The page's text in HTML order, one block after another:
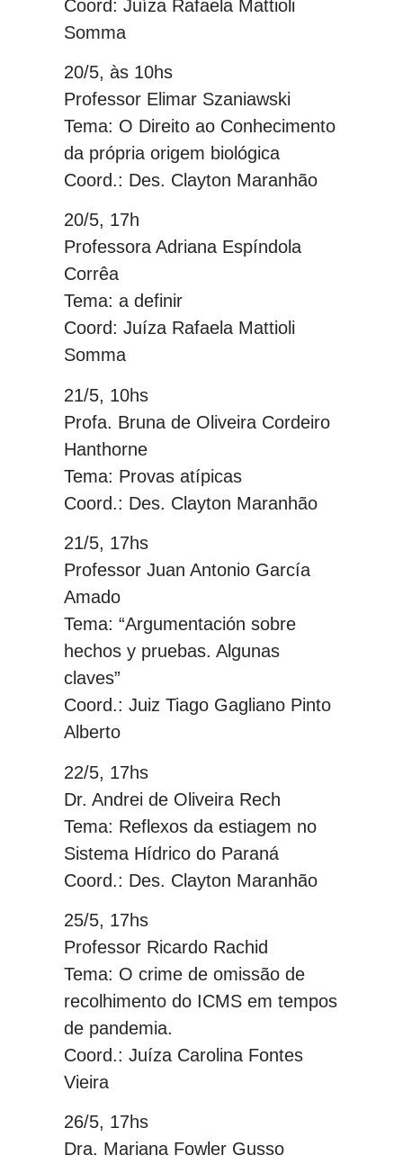
Coord: Juíza Rafaela Mattioli
Somma
20/5, às 10hs
Professor Elimar Szaniawski
Tema: O Direito ao Conhecimento
da própria origem biológica
Coord.: Des. Clayton Maranhão
20/5, 17h
Professora Adriana Espíndola
Corrêa
Tema: a definir
Coord: Juíza Rafaela Mattioli
Somma
21/5, 10hs
Profa. Bruna de Oliveira Cordeiro
Hanthorne
Tema: Provas atípicas
Coord.: Des. Clayton Maranhão
21/5, 17hs
Professor Juan Antonio García
Amado
Tema: “Argumentación sobre
hechos y pruebas. Algunas
claves”
Coord.: Juiz Tiago Gagliano Pinto
Alberto
22/5, 17hs
Dr. Andrei de Oliveira Rech
Tema: Reflexos da estiagem no
Sistema Hídrico do Paraná
Coord.: Des. Clayton Maranhão
25/5, 17hs
Professor Ricardo Rachid
Tema: O crime de omissão de
recolhimento do ICMS em tempos
de pandemia.
Coord.: Juíza Carolina Fontes
Vieira
26/5, 17hs
Dra. Mariana Fowler Gusso